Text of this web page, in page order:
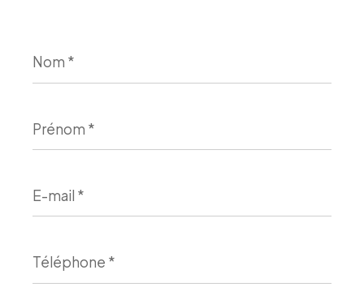
*
*
mail
*
*